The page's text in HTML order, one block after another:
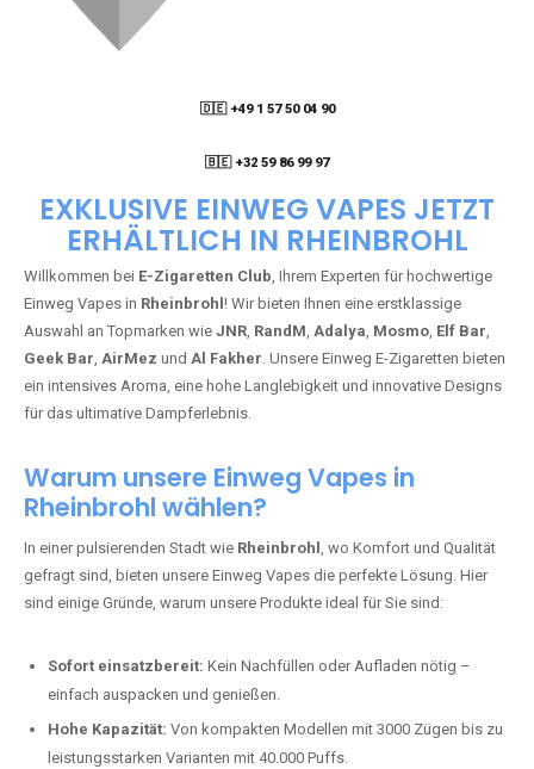
🇩🇪 +49 1 57 50 04 90
🇧🇪 +32 59 86 99 97
EXKLUSIVE EINWEG VAPES JETZT
ERHÄLTLICH IN RHEINBROHL
Willkommen bei E-Zigaretten Club, Ihrem Experten für hochwertige
Einweg Vapes in Rheinbrohl ! Wir bieten Ihnen eine erstklassige
Auswahl an Topmarken wie JNR, RandM, Adalya, Mosmo, Elf Bar,
Geek Bar, AirMez und Al Fakher. Unsere Einweg E-Zigaretten bieten
ein intensives Aroma, eine hohe Langlebigkeit und innovative Designs
für das ultimative Dampferlebnis.
Warum unsere Einweg Vapes in
Rheinbrohl wählen?
In einer pulsierenden Stadt wie Rheinbrohl , wo Komfort und Qualität
gefragt sind, bieten unsere Einweg Vapes die perfekte Lösung. Hier
sind einige Gründe, warum unsere Produkte ideal für Sie sind:
Sofort einsatzbereit: Kein Nachfüllen oder Aufladen nötig –
einfach auspacken und genießen.
Hohe Kapazität: Von kompakten Modellen mit 3000 Zügen bis zu
leistungsstarken Varianten mit 40.000 Puffs.